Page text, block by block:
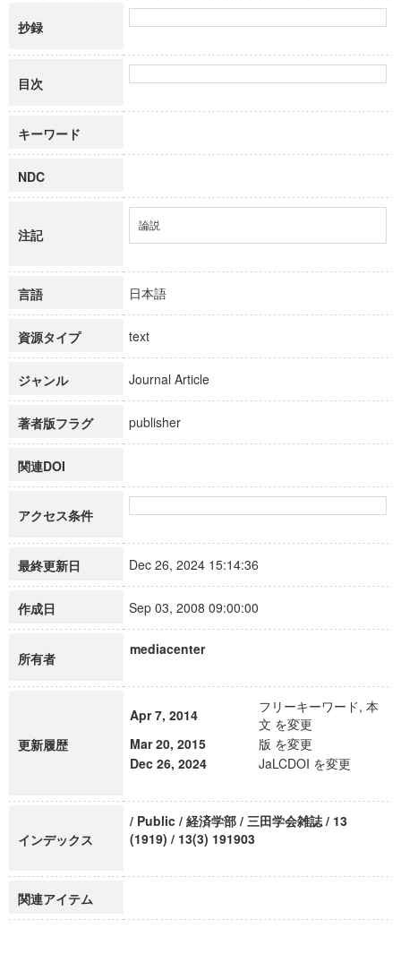
抄録
目次
キーワード
NDC
注記
論説
言語 日本語
資源タイプ text
ジャンル Journal Article
著者版フラグ publisher
関連DOI
アクセス条件
最終更新日 Dec 26, 2024 15:14:36
作成日 Sep 03, 2008 09:00:00
所有者
mediacenter
更新履歴
Apr 7, 2014
フリーキーワード, 本
文 を変更
Mar 20, 2015
版 を変更
Dec 26, 2024
JaLCDOI を変更
インデックス
/ Public / 経済学部 / 三田学会雑誌 / 13
(1919) / 13(3) 191903
関連アイテム